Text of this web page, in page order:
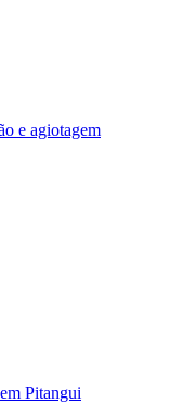
e agiotagem
Pitangui